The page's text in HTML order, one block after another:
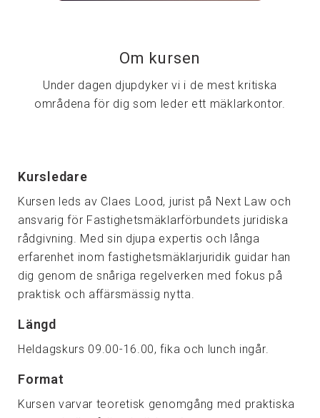
Om kursen
Under dagen djupdyker vi i de mest kritiska
områdena för dig som leder ett mäklarkontor.
Kursledare
Kursen leds av Claes Lood, jurist på Next Law och
ansvarig för Fastighetsmäklarförbundets juridiska
rådgivning. Med sin djupa expertis och långa
erfarenhet inom fastighetsmäklarjuridik guidar han
dig genom de snåriga regelverken med fokus på
praktisk och affärsmässig nytta.
Längd
Heldagskurs 09.00-16.00, fika och lunch ingår.
Format
Kursen varvar teoretisk genomgång med praktiska